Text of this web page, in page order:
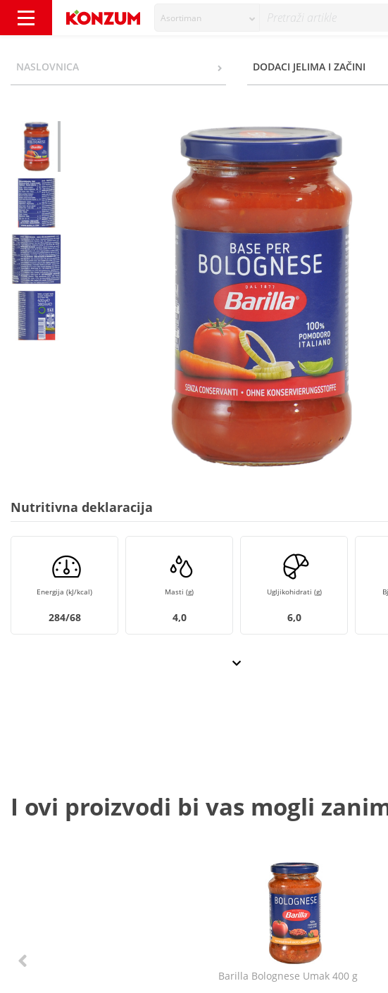
Asortiman
NASLOVNICA DODACI JELIMA I ZAČINI
Nutritivna deklaracija
Energija (kJ/kcal)
284/68
Masti (g)
4,0
Ugljikohidrati (g)
6,0
I ovi proizvodi bi vas mogli
Barilla Bolognese Umak 400 g